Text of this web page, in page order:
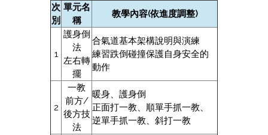
次
別
單元名
稱
教學內容(依進度調整)
1
護身倒
法
左右轉
擺
合氣道基本架構說明與演練
練習跌倒碰撞保護自身安全的
動作
2
一教
前方/
後方技
法
暖身、護身倒
正面打一教、順單手抓一教、
逆單手抓一教、斜打一教